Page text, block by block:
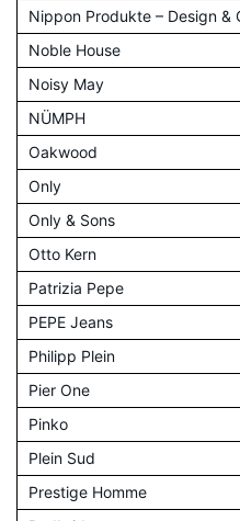
Nippon Produkte – Design &
Noble House
Noisy May
NÜMPH
Oakwood
Only
Only & Sons
Otto Kern
Patrizia Pepe
PEPE Jeans
Philipp Plein
Pier One
Pinko
Plein Sud
Prestige Homme